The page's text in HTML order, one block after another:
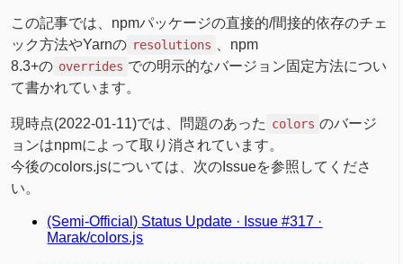
この記事では、npmパッケージの直接的/間接的依存のチェ
ック方法やYarnの resolutions
、npm
8.3+の overrides での明示的なバージョン固定方法につい
て書かれています。
現時点(2022-01-11)では、問題のあった colors のバージ
ョンはnpmによって取り消されています。
今後のcolors.jsについては、次のIssueを参照してくださ
い。
(Semi-Official) Status Update · Issue #317 ·
Marak/colors.js